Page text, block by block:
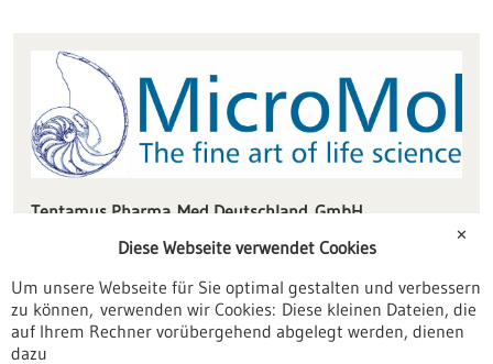
Tentamus Pharma Med Deutsch­land GmbH
76149 Karlsruhe
info-tpmd(at)tentamus.com
tentamus-pharma.de
✕
Diese Webseite verwendet Cookies
Um unsere Webseite für Sie optimal gestalten und verbessern
zu können, verwenden wir Cookies: Diese kleinen Dateien, die
auf Ihrem Rechner vorübergehend abgelegt werden, dienen
dazu